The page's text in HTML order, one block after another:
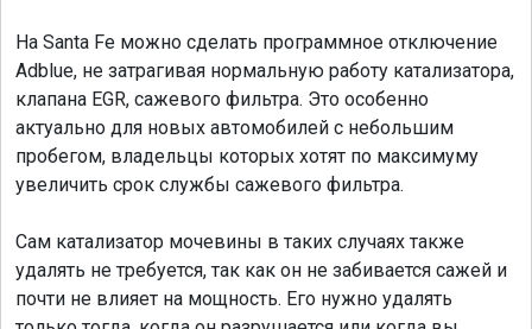
На Santa Fe можно сделать программное отключение
Adblue, не затрагивая нормальную работу катализатора,
клапана EGR, сажевого фильтра. Это особенно
актуально для новых автомобилей с небольшим
пробегом, владельцы которых хотят по максимуму
увеличить срок службы сажевого фильтра.
Сам катализатор мочевины в таких случаях также
удалять не требуется, так как он не забивается сажей и
почти не влияет на мощность. Его нужно удалять